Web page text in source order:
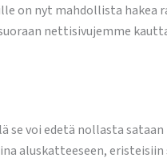
nyt mahdollista hakea
nettisivujemme
voi edetä nollasta
aluskatteeseen,